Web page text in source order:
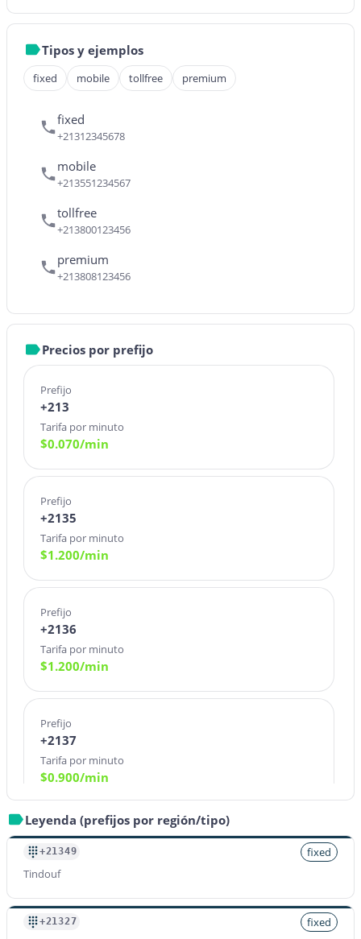
Tipos y ejemplos
fixed mobile tollfree premium
fixed
+21312345678
mobile
+213551234567
tollfree
+213800123456
premium
+213808123456
Precios por prefijo
Prefijo
+213
Tarifa por minuto
$0.070/min
Prefijo
+2135
Tarifa por minuto
$1.200/min
Prefijo
+2136
Tarifa por minuto
$1.200/min
Prefijo
+2137
Tarifa por minuto
$0.900/min
Prefijo
+21380
Tarifa por minuto
Leyenda (prefijos por región/tipo)
+21349
fixed
Tindouf
+21327
fixed